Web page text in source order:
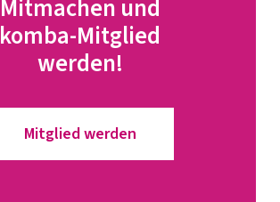
Mitmachen und
komba-Mitglied
werden!
Mitglied werden